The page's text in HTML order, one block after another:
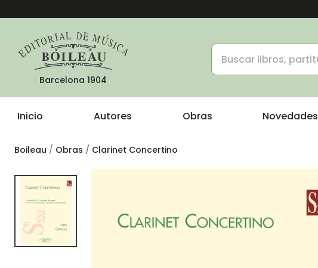
Barcelona 1904
Inicio Autores Obras Novedades
Boileau Obras Clarinet Concertino